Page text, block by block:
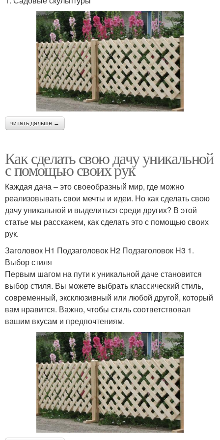
читать дальше →
Как сделать свою дачу уникальной
с помощью своих рук
Каждая дача – это своеобразный мир, где можно
реализовывать свои мечты и идеи. Но как сделать свою
дачу уникальной и выделиться среди других? В этой
статье мы расскажем, как сделать это с помощью своих
рук.
Заголовок H1 Подзаголовок H2 Подзаголовок H3 1.
Выбор стиля
Первым шагом на пути к уникальной даче становится
выбор стиля. Вы можете выбрать классический стиль,
современный, эксклюзивный или любой другой, который
вам нравится. Важно, чтобы стиль соответствовал
вашим вкусам и предпочтениям.